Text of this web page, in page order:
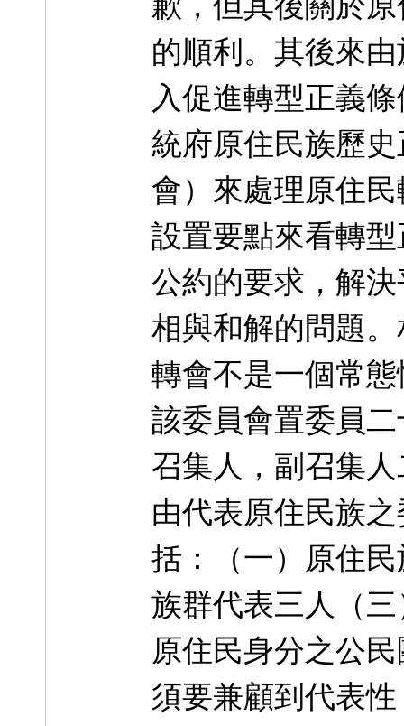
的順利。其後來
入促進轉型正義
統府原住民族歷
會）來處理原住
設置要點來看轉
公約的要求，解
相與和解的問題
轉會不是一個常
該委員會置委員
召集人，副召集
由代表原住民族
括：（一）原住
族群代表三人（
原住民身分之公
須要兼顧到代表